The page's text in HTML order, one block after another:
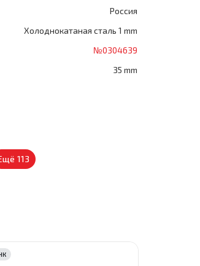
Россия
Холоднокатаная сталь 1 mm
№0304639
35 mm
113